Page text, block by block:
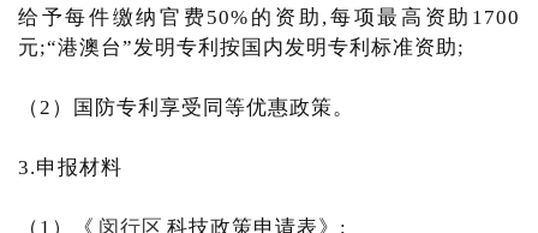
给予每件缴纳官费50%的资助,每项最高资助1700
元;“港澳台”发明专利按国内发明专利标准资助;
（2）国防专利享受同等优惠政策。
3.申报材料
（1）《 闵行区 科技政策申请表》;